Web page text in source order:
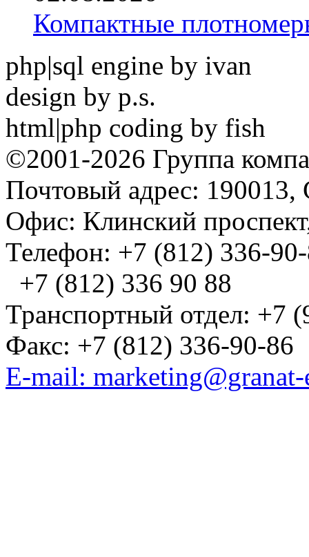
Компактные
php|sql engine by ivan
design by p.s.
html|php coding by fish
©2001-2026 Группа
Почтовый адрес: 190013,
Офис: Клинский
Телефон: +7 (812) 336-
+7 (812) 336 90 88
Транспортный отдел: +7
Факс: +7 (812) 336-90-86
E-mail: